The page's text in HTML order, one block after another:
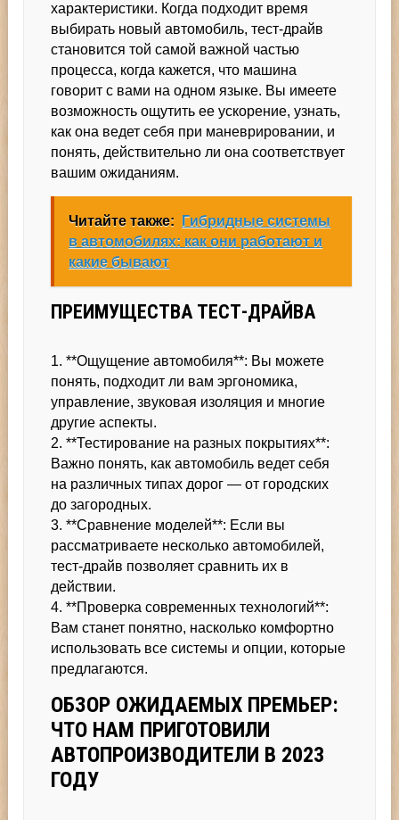
характеристики. Когда подходит время
выбирать новый автомобиль, тест-драйв
становится той самой важной частью
процесса, когда кажется, что машина
говорит с вами на одном языке. Вы имеете
возможность ощутить ее ускорение, узнать,
как она ведет себя при маневрировании, и
понять, действительно ли она соответствует
вашим ожиданиям.
Читайте также:
Гибридные системы
в автомобилях: как они работают и
какие бывают
ПРЕИМУЩЕСТВА ТЕСТ-ДРАЙВА
1. **Ощущение автомобиля**: Вы можете
понять, подходит ли вам эргономика,
управление, звуковая изоляция и многие
другие аспекты.
2. **Тестирование на разных покрытиях**:
Важно понять, как автомобиль ведет себя
на различных типах дорог — от городских
до загородных.
3. **Сравнение моделей**: Если вы
рассматриваете несколько автомобилей,
тест-драйв позволяет сравнить их в
действии.
4. **Проверка современных технологий**:
Вам станет понятно, насколько комфортно
использовать все системы и опции, которые
предлагаются.
ОБЗОР ОЖИДАЕМЫХ ПРЕМЬЕР:
ЧТО НАМ ПРИГОТОВИЛИ
АВТОПРОИЗВОДИТЕЛИ В 2023
ГОДУ